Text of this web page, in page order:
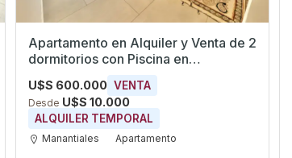
Apartamento en Alquiler y Venta de 2
dormitorios con Piscina en
Manantiales, Maldonado
U$S 600.000 VENTA
Desde U$S 10.000
ALQUILER TEMPORAL
Manantiales Apartamento